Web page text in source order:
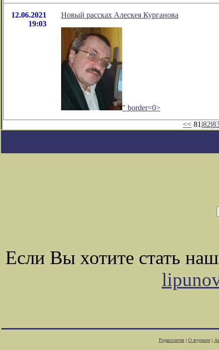
12.06.2021
19:03
Новый рассках Алескея Курганова
" border=0>
<< 81|82|
Если Вы хотите стать
Редколлегия| О журнале|